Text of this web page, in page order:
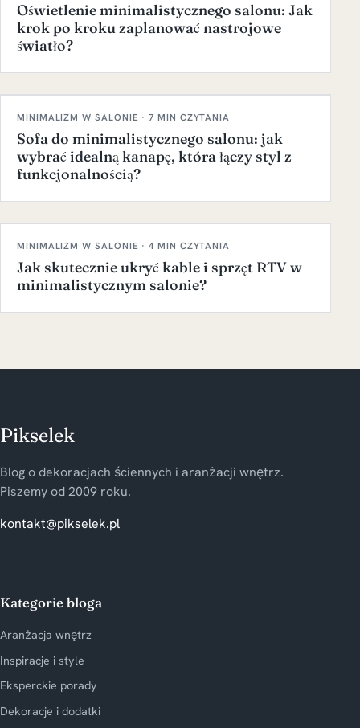
Oświetlenie minimalistycznego salonu: Jak
krok po kroku zaplanować nastrojowe
światło?
MINIMALIZM W SALONIE · 7 MIN CZYTANIA
Sofa do minimalistycznego salonu: jak
wybrać idealną kanapę, która łączy styl z
funkcjonalnością?
MINIMALIZM W SALONIE · 4 MIN CZYTANIA
Jak skutecznie ukryć kable i sprzęt RTV w
minimalistycznym salonie?
Pikselek
Blog o dekoracjach ściennych i aranżacji wnętrz.
Piszemy od 2009 roku.
kontakt@pikselek.pl
Kategorie bloga
Aranżacja wnętrz
Inspiracje i style
Eksperckie porady
Dekoracje i dodatki